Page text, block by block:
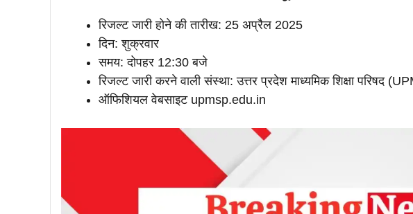
रिजल्ट जारी होने की तारीख: 25 अप्रैल 2025
दिन: शुक्रवार
समय: दोपहर 12:30 बजे
रिजल्ट जारी करने वाली संस्था: उत्तर प्रदेश माध्यमिक शिक्षा परिषद
ऑफिशियल वेबसाइट upmsp.edu.in